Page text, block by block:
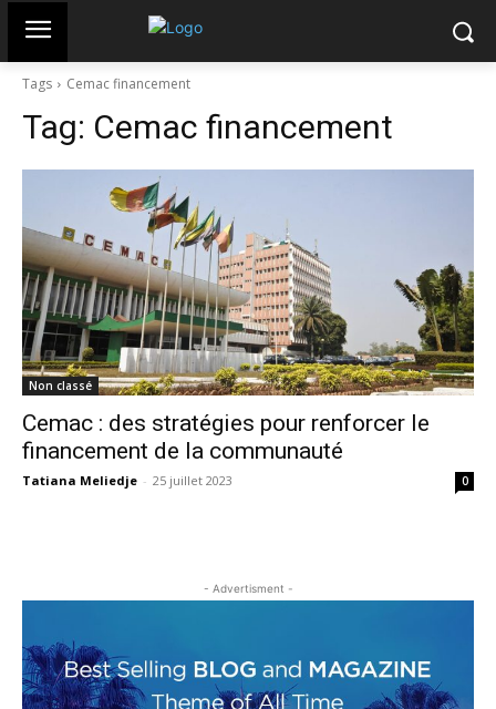
Tags Cemac financement
Tag: Cemac financement
Non classé
Cemac : des stratégies pour renforcer le
financement de la communauté
Tatiana Meliedje - 25 juillet 2023 0
- Advertisment -